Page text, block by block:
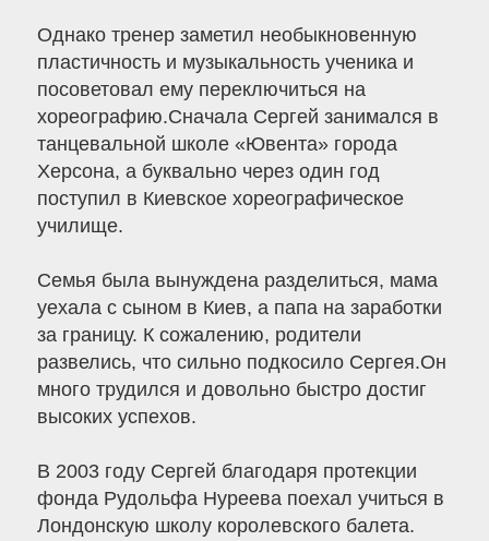
Однако тренер заметил необыкновенную
пластичность и музыкальность ученика и
посоветовал ему переключиться на
хореографию.Сначала Сергей занимался в
танцевальной школе «Ювента» города
Херсона, а буквально через один год
поступил в Киевское хореографическое
училище.
Семья была вынуждена разделиться, мама
уехала с сыном в Киев, а папа на заработки
за границу. К сожалению, родители
развелись, что сильно подкосило Сергея.Он
много трудился и довольно быстро достиг
высоких успехов.
В 2003 году Сергей благодаря протекции
фонда Рудольфа Нуреева поехал учиться в
Лондонскую школу королевского балета.